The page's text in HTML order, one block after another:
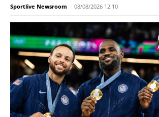
Sportlive Newsroom - 08/08/2026 12:10